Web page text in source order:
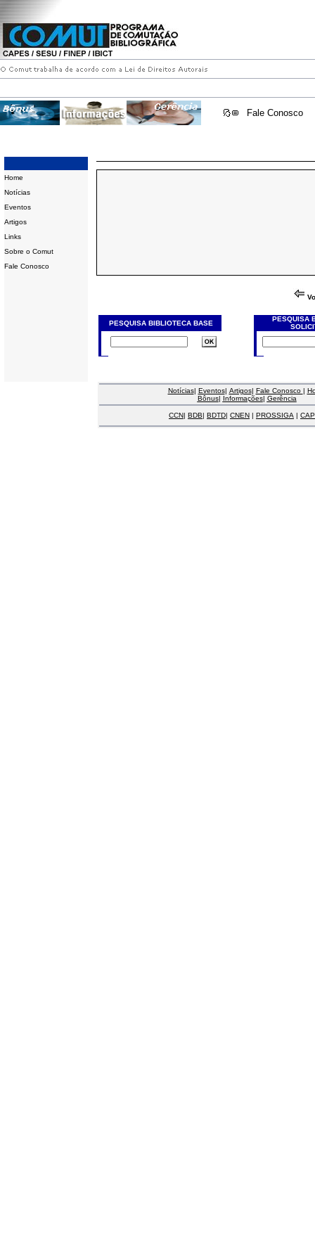
Fale Conosco
Home
Notícias
Eventos
Artigos
Links
Sobre o Comut
Fale Conosco
PESQUISA BIBLIOTECA BASE
PESQUISA
Notícias| Eventos| Artigos| Fale Conosco |
Bônus| Informações| Gerência
CCN| BDB| BDTD| CNEN | PROSSIGA |